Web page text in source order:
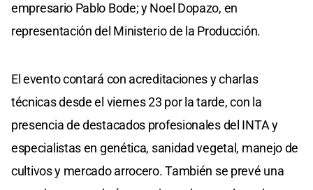
empresario Pablo Bode; y Noel Dopazo, en
representación del Ministerio de la Producción.
El evento contará con acreditaciones y charlas
técnicas desde el viernes 23 por la tarde, con la
presencia de destacados profesionales del INTA y
especialistas en genética, sanidad vegetal, manejo de
cultivos y mercado arrocero. También se prevé una